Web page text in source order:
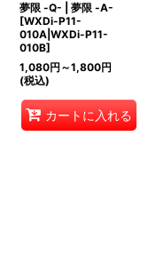
夢限 -Q- | 夢限 -A-
[WXDi-P11-
010A|WXDi-P11-
010B]
1,080円 ～1,800円
(税込)
カートに入れる